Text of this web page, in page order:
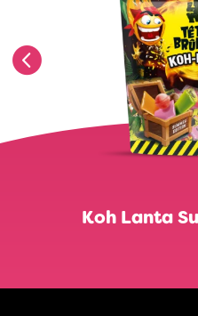
Koh Lanta